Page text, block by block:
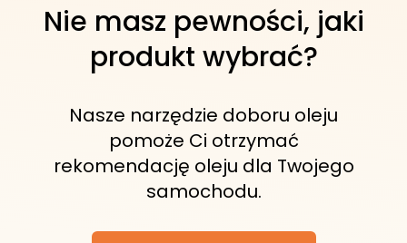
dlatego warto zweryfikować materiały
w urządzeniu przed zakupem.
Nie masz pewności, jaki
produkt wybrać?
Nasze narzędzie doboru oleju
pomoże Ci otrzymać
rekomendację oleju dla Twojego
samochodu.